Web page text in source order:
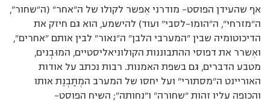
אף שהעידן הפוסט– מודרני אִפשר לקולו של ה”אחר” (ה”שחור”,
ה”מזרחי”, ה”הומו-לסבי” ועוד) להישמע, הוא גם חיזק את
הדיכוטומיה שבין ”המערבי הלבן” ה”נאור” לבין אותם ”אחרים”,
ואִשרר את דפוסי ההתבוננות הקולוניאליסטיים, המוּבְנים,
מטבע הדברים, גם בשפת האמנות. רבות נכתב על אודות
האוריינט ה”מסתורי” ועל יחסו של המערב המְתַבְנֵת אותו
והכופה עליו זהות ”שחורה” ו”נחותה”; השיח הפוסט–